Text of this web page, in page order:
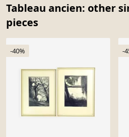
Tableau ancien: other
pieces
-40% -